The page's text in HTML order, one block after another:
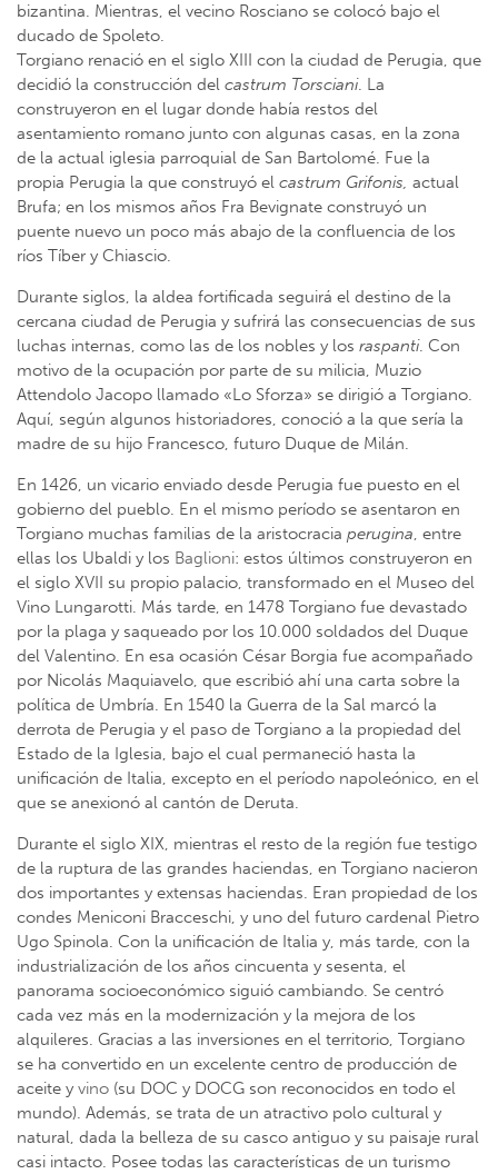
bizantina. Mientras, el vecino Rosciano se colocó bajo el
ducado de Spoleto.
Torgiano renació en el siglo XIII con la ciudad de Perugia, que
decidió la construcción del castrum Torsciani. La
construyeron en el lugar donde había restos del
asentamiento romano junto con algunas casas, en la zona
de la actual iglesia parroquial de San Bartolomé. Fue la
propia Perugia la que construyó el castrum Grifonis, actual
Brufa; en los mismos años Fra Bevignate construyó un
puente nuevo un poco más abajo de la confluencia de los
ríos Tíber y Chiascio.
Durante siglos, la aldea fortificada seguirá el destino de la
cercana ciudad de Perugia y sufrirá las consecuencias de sus
luchas internas, como las de los nobles y los raspanti. Con
motivo de la ocupación por parte de su milicia, Muzio
Attendolo Jacopo llamado «Lo Sforza» se dirigió a Torgiano.
Aquí, según algunos historiadores, conoció a la que sería la
madre de su hijo Francesco, futuro Duque de Milán.
En 1426, un vicario enviado desde Perugia fue puesto en el
gobierno del pueblo. En el mismo período se asentaron en
Torgiano muchas familias de la aristocracia perugina, entre
ellas los Ubaldi y los Baglioni: estos últimos construyeron en
el siglo XVII su propio palacio, transformado en el Museo del
Vino Lungarotti. Más tarde, en 1478 Torgiano fue devastado
por la plaga y saqueado por los 10.000 soldados del Duque
del Valentino. En esa ocasión César Borgia fue acompañado
por Nicolás Maquiavelo, que escribió ahí una carta sobre la
política de Umbría. En 1540 la Guerra de la Sal marcó la
derrota de Perugia y el paso de Torgiano a la propiedad del
Estado de la Iglesia, bajo el cual permaneció hasta la
unificación de Italia, excepto en el período napoleónico, en el
que se anexionó al cantón de Deruta.
Durante el siglo XIX, mientras el resto de la región fue testigo
de la ruptura de las grandes haciendas, en Torgiano nacieron
dos importantes y extensas haciendas. Eran propiedad de los
condes Meniconi Bracceschi, y uno del futuro cardenal Pietro
Ugo Spinola. Con la unificación de Italia y, más tarde, con la
industrialización de los años cincuenta y sesenta, el
panorama socioeconómico siguió cambiando. Se centró
cada vez más en la modernización y la mejora de los
alquileres. Gracias a las inversiones en el territorio, Torgiano
se ha convertido en un excelente centro de producción de
aceite y vino (su DOC y DOCG son reconocidos en todo el
mundo). Además, se trata de un atractivo polo cultural y
natural, dada la belleza de su casco antiguo y su paisaje rural
casi intacto. Posee todas las características de un turismo